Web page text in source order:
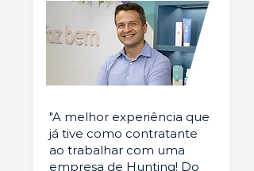
"A melhor experiência que
já tive como contratante
ao trabalhar com uma
empresa de Hunting! Do